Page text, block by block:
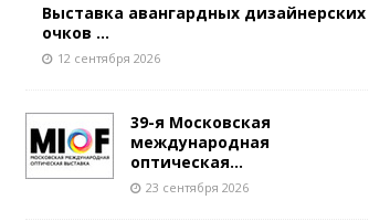
Выставка авангардных дизайнерских
очков ...
12 сентября 2026
39-я Московская
международная
оптическая...
23 сентября 2026